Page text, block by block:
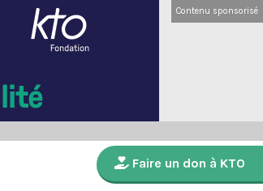
Contenu sponsorisé
Faire un don à KTO